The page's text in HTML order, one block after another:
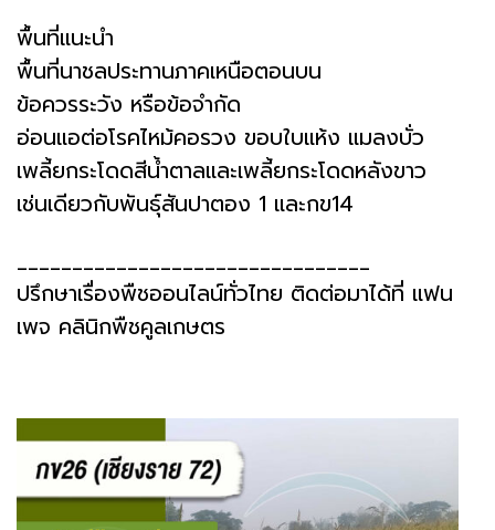
พื้นที่แนะนำ
พื้นที่นาชลประทานภาคเหนือตอนบน
ข้อควรระวัง หรือข้อจำกัด
อ่อนแอต่อโรคไหม้คอรวง ขอบใบแห้ง แมลงบั่ว
เพลี้ยกระโดดสีน้ำตาลและเพลี้ยกระโดดหลังขาว
เช่นเดียวกับพันธุ์สันปาตอง 1 และกข14
________________________________
ปรึกษาเรื่องพืชออนไลน์ทั่วไทย ติดต่อมาได้ที่ แฟน
เพจ คลินิกพืชคูลเกษตร